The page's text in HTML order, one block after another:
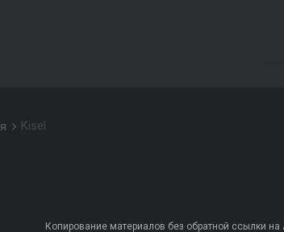
Kisel
Копирование материалов без обратной ссылки на